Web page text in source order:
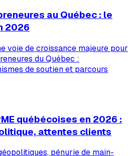
au Québec : le
2026
voie de croissance majeure pour
du Québec :
de soutien et parcours
québécoises en 2026 :
attentes clients
pénurie de main-